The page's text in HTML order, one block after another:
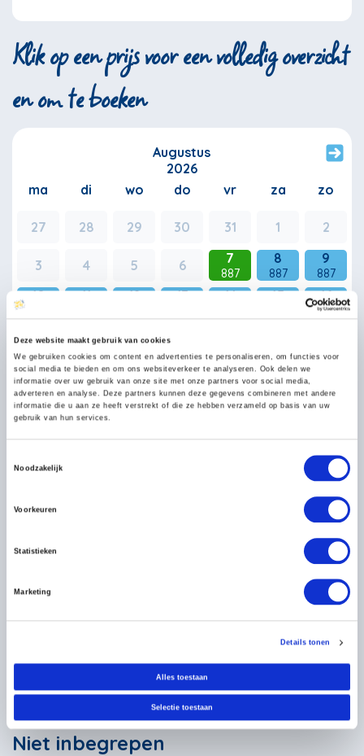
Deze website maakt gebruik van cookies
We gebruiken cookies om content en advertenties te personaliseren, om functies voor
social media te bieden en om ons websiteverkeer te analyseren. Ook delen we
informatie over uw gebruik van onze site met onze partners voor social media,
adverteren en analyse. Deze partners kunnen deze gegevens combineren met andere
informatie die u aan ze heeft verstrekt of die ze hebben verzameld op basis van uw
gebruik van hun services.
Noodzakelijk
Voorkeuren
Statistieken
Marketing
Details tonen
Alles toestaan
Selectie toestaan
Klik op een prijs voor een volledig overzicht
en om te boeken
Augustus
2026
ma
di wo do vr za zo
27 28 29 30 31 1 2
3 4 5 6 7
887
8
887
9
887
10 11 12 13 14 15 16
887
887 887 887
24
857
25
857
26
857
27
857
28
857
29
857
31
857 1 2 3 4 5 6
Ontbijt
Pelgrimspaspoort
Informatiepakket inclusief wandelkaart
Niet inbegrepen